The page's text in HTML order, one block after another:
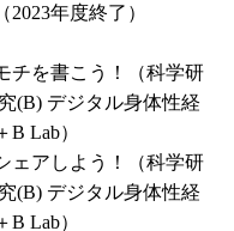
年度終了）
チを書こう！（科学研
(B) デジタル身体性経
Lab）
ェアしよう！（科学研
(B) デジタル身体性経
Lab）